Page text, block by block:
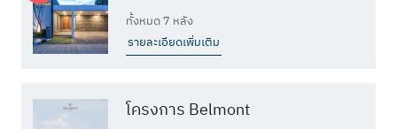
ทั้งหมด 7 หลัง
รายละเอียดเพิ่มเติม
โครงการ Belmont